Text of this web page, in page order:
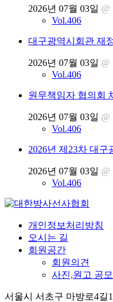
2026년 07월 03일 @
Vol.406
대구광역시회관 재
2026년 07월 03일 @
Vol.406
원무책임자 협의회
2026년 07월 03일 @
Vol.406
2026년 제23차 대
2026년 07월 03일 @
Vol.406
개인정보처리방침
오시는 길
회원공간
회원의견
사진,원고 공모
서울시 서초구 마방로4길